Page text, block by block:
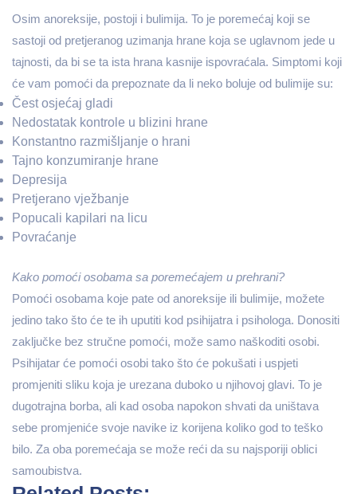
Osim anoreksije, postoji i bulimija. To je poremećaj koji se
sastoji od pretjeranog uzimanja hrane koja se uglavnom jede u
tajnosti, da bi se ta ista hrana kasnije ispovraćala. Simptomi koji
će vam pomoći da prepoznate da li neko boluje od bulimije su:
Čest osjećaj gladi
Nedostatak kontrole u blizini hrane
Konstantno razmišljanje o hrani
Tajno konzumiranje hrane
Depresija
Pretjerano vježbanje
Popucali kapilari na licu
Povraćanje
Kako pomoći osobama sa poremećajem u prehrani?
Pomoći osobama koje pate od anoreksije ili bulimije, možete
jedino tako što će te ih uputiti kod psihijatra i psihologa. Donositi
zaključke bez stručne pomoći, može samo naškoditi osobi.
Psihijatar će pomoći osobi tako što će pokušati i uspjeti
promjeniti sliku koja je urezana duboko u njihovoj glavi. To je
dugotrajna borba, ali kad osoba napokon shvati da uništava
sebe promjeniće svoje navike iz korijena koliko god to teško
bilo. Za oba poremećaja se može reći da su najsporiji oblici
samoubistva.